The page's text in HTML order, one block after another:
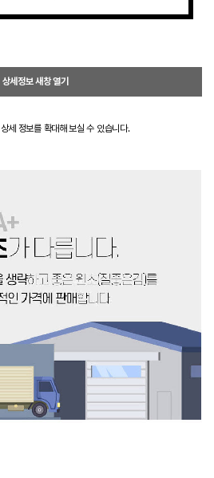
상세정보 새창 열기
상세 정보를 확대해 보실 수 있습니다.